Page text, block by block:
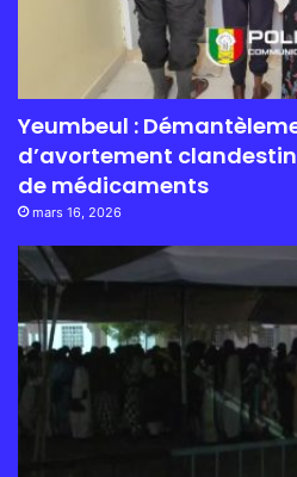
Yeumbeul :
d’avortement
de médicaments
mars 16, 2026